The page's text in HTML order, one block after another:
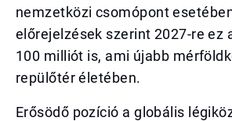
nemzetközi csomópont
előrejelzések szerint 2027-re ez
100 milliót is, ami újabb
repülőtér életében.
Erősödő pozíció a globális